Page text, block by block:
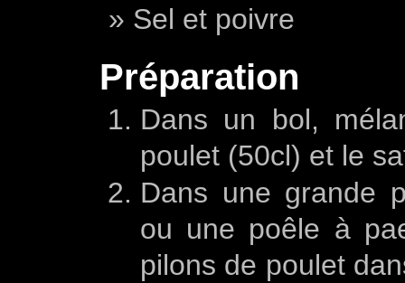
Sel et poivre
Préparation
Dans un bol,
poulet (50cl) et le
Dans une grande
ou une poêle à
pilons de poulet